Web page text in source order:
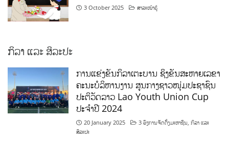
3 October 2025 ສາລະໜ້າຮູ້
ກິລາ ແລະ ສິລະປະ
ການແຂ່ງຂັນກິລາເຕະບານ ຊິງຂັນສະຫາຍເລຂາ
ຄະນະບໍລິຫານງານ ສູນກາງຊາວໜຸ່ມປະຊາຊົນ
ປະຕິວັດລາວ Lao Youth Union Cup
ປະຈຳປີ 2024
20 January 2025 3 ອົງການຈັດຕັ້ງມະຫາຊົນ,ກິລາ ແລະ
ສິລະປະ